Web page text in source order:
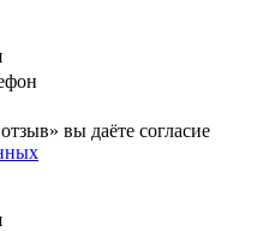
вы даёте согласие